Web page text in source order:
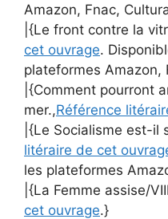
Amazon, Fnac,
|{Le front contre la
cet ouvrage.
plateformes Amazon,
|{Comment pourront
mer.,Référence
|{Le Socialisme est-il
litéraire de cet
les plateformes
|{La Femme assise/
cet ouvrage.}